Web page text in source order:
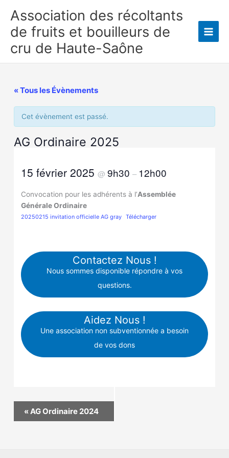
contenu
Association des récoltants
de fruits et bouilleurs de
cru de Haute-Saône
Main
« Tous les Évènements
Cet évènement est passé.
AG Ordinaire 2025
15 février 2025@9h30– 12h00
Convocation pour les adhérents à l’Assemblée
Générale Ordinaire
20250215 invitation officielle AG gray Télécharger
Contactez Nous !
Nous sommes disponible répondre à vos
questions.
Aidez Nous !
Une association non subventionnée a besoin
de vos dons
« AG Ordinaire 2024